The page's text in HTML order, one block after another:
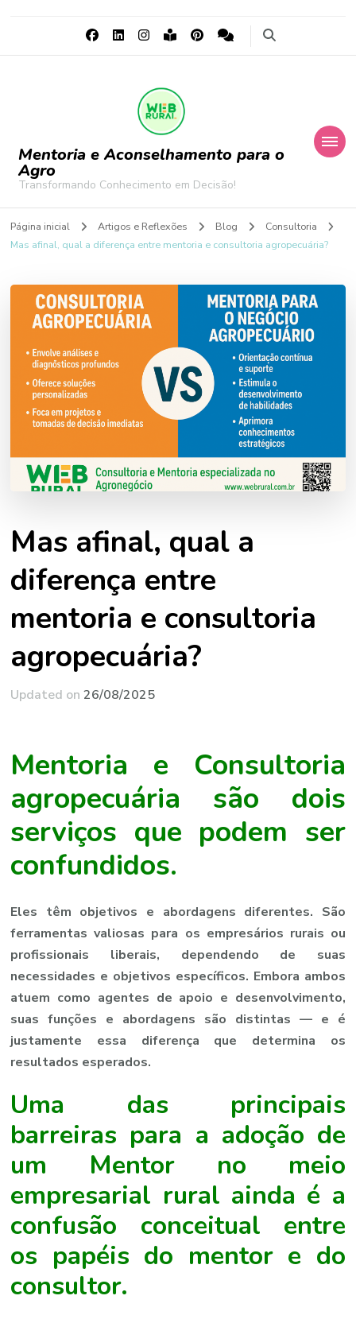
Mentoria e Aconselhamento para o
Agro
Transformando Conhecimento em Decisão!
Página inicial Artigos e Reflexões Blog
Consultoria
Mas afinal, qual a diferença entre mentoria e consultoria agropecuária?
Mas afinal, qual a
diferença entre
mentoria e consultoria
agropecuária?
Updated on26/08/2025
Mentoria e Consultoria
agropecuária são dois
serviços que podem ser
confundidos.
Eles têm objetivos e abordagens diferentes. São
ferramentas valiosas para os empresários rurais ou
profissionais liberais, dependendo de suas
necessidades e objetivos específicos. Embora ambos
atuem como agentes de apoio e desenvolvimento,
suas funções e abordagens são distintas — e é
justamente essa diferença que determina os
resultados esperados.
Uma das principais
barreiras para a adoção de
um Mentor no meio
empresarial rural ainda é a
confusão conceitual entre
os papéis do mentor e do
consultor.